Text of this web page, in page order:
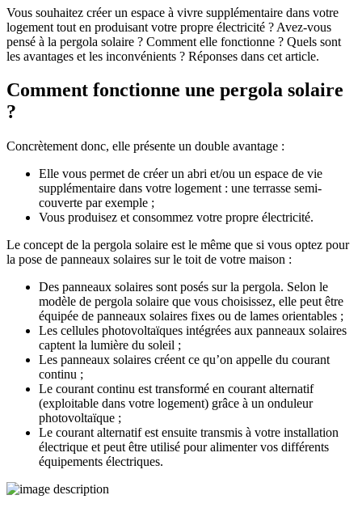
Vous souhaitez créer un espace à vivre supplémentaire dans votre
logement tout en produisant votre propre électricité ? Avez-vous
pensé à la pergola solaire ? Comment elle fonctionne ? Quels sont
les avantages et les inconvénients ? Réponses dans cet article.
Comment fonctionne une pergola solaire
?
Concrètement donc, elle présente un double avantage :
Elle vous permet de créer un abri et/ou un espace de vie
supplémentaire dans votre logement : une terrasse semi-
couverte par exemple ;
Vous produisez et consommez votre propre électricité.
Le concept de la pergola solaire est le même que si vous optez pour
la pose de panneaux solaires sur le toit de votre maison :
Des panneaux solaires sont posés sur la pergola. Selon le
modèle de pergola solaire que vous choisissez, elle peut être
équipée de panneaux solaires fixes ou de lames orientables ;
Les cellules photovoltaïques intégrées aux panneaux solaires
captent la lumière du soleil ;
Les panneaux solaires créent ce qu’on appelle du courant
continu ;
Le courant continu est transformé en courant alternatif
(exploitable dans votre logement) grâce à un onduleur
photovoltaïque ;
Le courant alternatif est ensuite transmis à votre installation
électrique et peut être utilisé pour alimenter vos différents
équipements électriques.